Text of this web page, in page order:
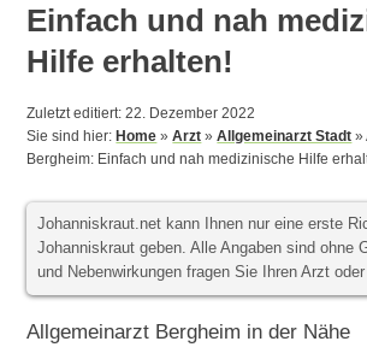
Einfach und nah
Hilfe erhalten!
Zuletzt editiert: 22. Dezember 2022
Sie sind hier:Home »Arzt »Allgemeinarzt Stadt »
Bergheim: Einfach und nah medizinische Hilfe
Johanniskraut.net kann Ihnen nur eine erste
Johanniskraut geben. Alle Angaben sind ohne
und Nebenwirkungen fragen Sie Ihren Arzt
Allgemeinarzt Bergheim in der Nähe